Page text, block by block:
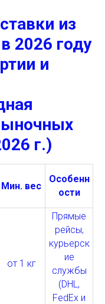
из
2026 году
и
г.)
Мин. вес
Особенн
ости
от 1 кг
Прямые
рейсы,
курьерск
ие
службы
(DHL,
FedEx и